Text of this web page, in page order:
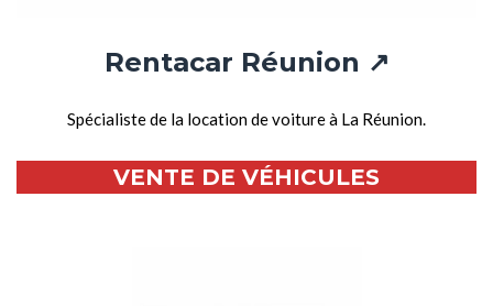
Rentacar Réunion ↗
Spécialiste de la location de voiture à La Réunion.
VENTE DE VÉHICULES